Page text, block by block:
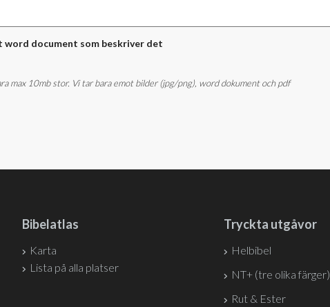
word document som beskriver det
max 10mb stor. Vi tar bara emot bilder (jpg/png), word dokument och pdf
Bibelatlas
Karta
Lista på alla platser
Tryckta utgåvor
Helbibel
NT+ (tre olika färger)
Rut & Ester